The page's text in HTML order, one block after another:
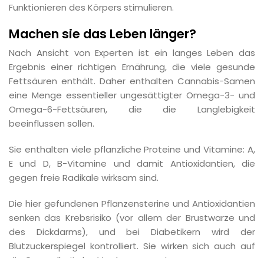
Funktionieren des Körpers stimulieren.
Machen sie das Leben länger?
Nach Ansicht von Experten ist ein langes Leben das
Ergebnis einer richtigen Ernährung, die viele gesunde
Fettsäuren enthält. Daher enthalten Cannabis-Samen
eine Menge essentieller ungesättigter Omega-3- und
Omega-6-Fettsäuren, die die Langlebigkeit
beeinflussen sollen.
Sie enthalten viele pflanzliche Proteine und Vitamine: A,
E und D, B-Vitamine und damit Antioxidantien, die
gegen freie Radikale wirksam sind.
Die hier gefundenen Pflanzensterine und Antioxidantien
senken das Krebsrisiko (vor allem der Brustwarze und
des Dickdarms), und bei Diabetikern wird der
Blutzuckerspiegel kontrolliert. Sie wirken sich auch auf